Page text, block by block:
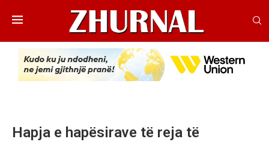
Hapja e hapësirave të reja të